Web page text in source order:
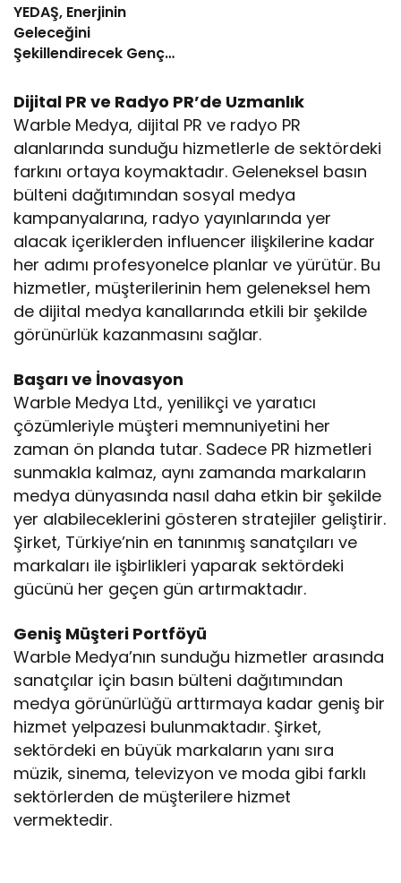
YEDAŞ, Enerjinin
Geleceğini
Şekillendirecek Genç
Dijital PR ve Radyo PR’de Uzmanlık
Warble Medya, dijital PR ve radyo PR
alanlarında sunduğu hizmetlerle de sektördeki
farkını ortaya koymaktadır. Geleneksel basın
bülteni dağıtımından sosyal medya
kampanyalarına, radyo yayınlarında yer
alacak içeriklerden influencer ilişkilerine kadar
her adımı profesyonelce planlar ve yürütür. Bu
hizmetler, müşterilerinin hem geleneksel hem
de dijital medya kanallarında etkili bir şekilde
görünürlük kazanmasını sağlar.
Başarı ve İnovasyon
Warble Medya Ltd., yenilikçi ve yaratıcı
çözümleriyle müşteri memnuniyetini her
zaman ön planda tutar. Sadece PR hizmetleri
sunmakla kalmaz, aynı zamanda markaların
medya dünyasında nasıl daha etkin bir şekilde
yer alabileceklerini gösteren stratejiler geliştirir.
Şirket, Türkiye’nin en tanınmış sanatçıları ve
markaları ile işbirlikleri yaparak sektördeki
gücünü her geçen gün artırmaktadır.
Geniş Müşteri Portföyü
Warble Medya’nın sunduğu hizmetler arasında
sanatçılar için basın bülteni dağıtımından
medya görünürlüğü arttırmaya kadar geniş bir
hizmet yelpazesi bulunmaktadır. Şirket,
sektördeki en büyük markaların yanı sıra
müzik, sinema, televizyon ve moda gibi farklı
sektörlerden de müşterilere hizmet
vermektedir.